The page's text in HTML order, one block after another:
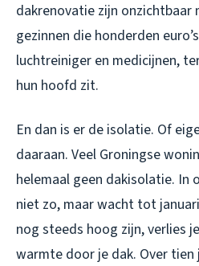
dakrenovatie zijn onzichtbaar
gezinnen die honderden
luchtreiniger en medicijnen,
hun hoofd zit.
En dan is er de isolatie. Of
daaraan. Veel Groningse
helemaal geen dakisolatie. In
niet zo, maar wacht tot
nog steeds hoog zijn, verlies
warmte door je dak. Over tien